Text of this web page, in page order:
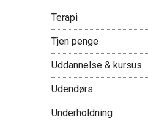
Terapi
Tjen penge
Uddannelse & kursus
Udendørs
Underholdning